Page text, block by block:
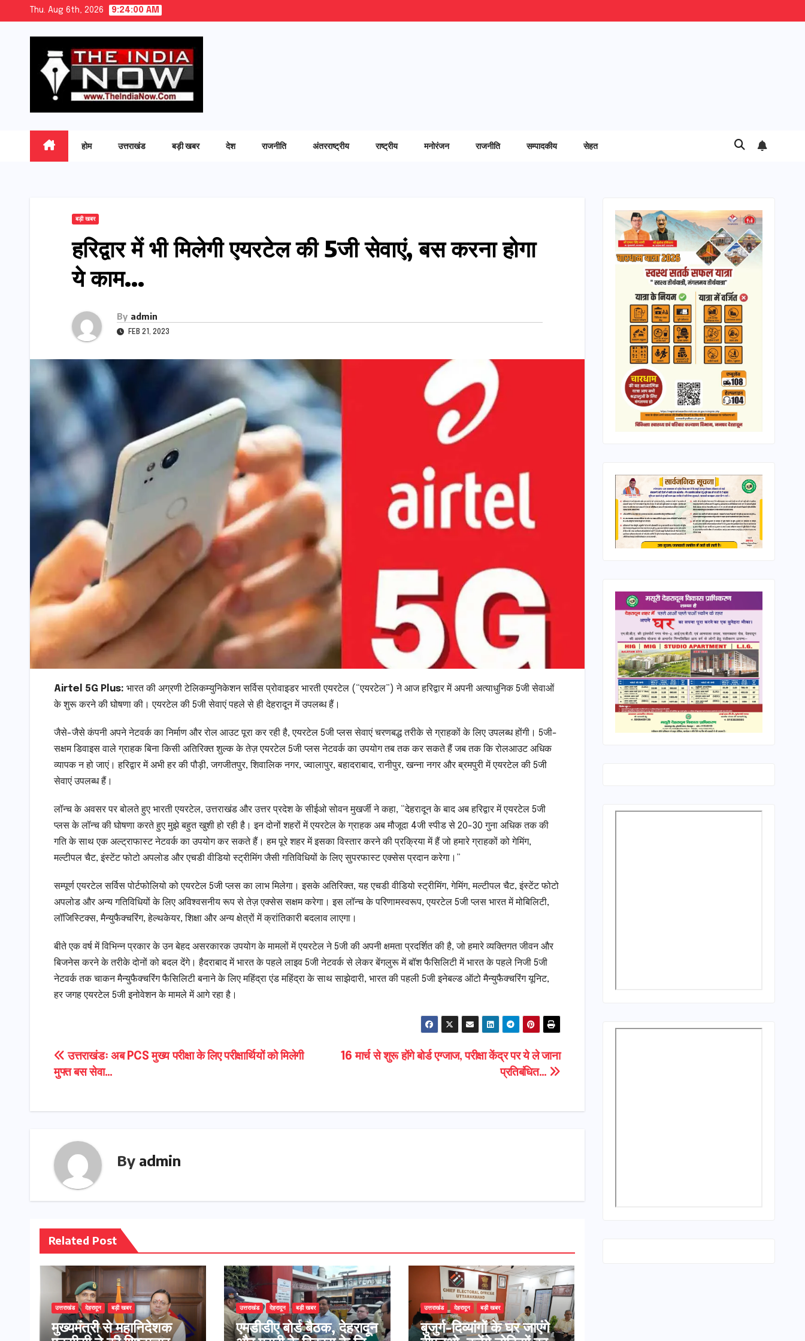
Thu. Aug 6th, 2026 9:24:01 AM
होम उत्तराखंड बड़ी खबर देश राजनीति अंतरराष्ट्रीय राष्ट्रीय मनोरंजन राजनीति सम्पादकीय सेहत
बड़ी खबर
हरिद्वार में भी मिलेगी एयरटेल की 5जी सेवाएं, बस करना होगा
ये काम…
By admin
FEB 21, 2023
Airtel 5G Plus: भारत की अग्रणी टेलिकम्युनिकेशन सर्विस प्रोवाइडर भारती एयरटेल (“एयरटेल”) ने आज हरिद्वार में अपनी अत्याधुनिक 5जी सेवाओं
के शुरू करने की घोषणा की। एयरटेल की 5जी सेवाएं पहले से ही देहरादून में उपलब्ध हैं।
जैसे-जैसे कंपनी अपने नेटवर्क का निर्माण और रोल आउट पूरा कर रही है, एयरटेल 5जी प्लस सेवाएं चरणबद्ध तरीके से ग्राहकों के लिए उपलब्ध होंगी। 5जी-
सक्षम डिवाइस वाले ग्राहक बिना किसी अतिरिक्त शुल्क के तेज़ एयरटेल 5जी प्लस नेटवर्क का उपयोग तब तक कर सकते हैं जब तक कि रोलआउट अधिक
व्यापक न हो जाएं। हरिद्वार में अभी हर की पौड़ी, जगजीतपुर, शिवालिक नगर, ज्वालापुर, बहादराबाद, रानीपुर, खन्ना नगर और ब्रमपुरी में एयरटेल की 5जी
सेवाएं उपलब्ध हैं।
लॉन्च के अवसर पर बोलते हुए भारती एयरटेल, उत्तराखंड और उत्तर प्रदेश के सीईओ सोवन मुखर्जी ने कहा, “देहरादून के बाद अब हरिद्वार में एयरटेल 5जी
प्लस के लॉन्च की घोषणा करते हुए मुझे बहुत खुशी हो रही है। इन दोनों शहरों में एयरटेल के ग्राहक अब मौजूदा 4जी स्पीड से 20-30 गुना अधिक तक की
गति के साथ एक अल्ट्राफास्ट नेटवर्क का उपयोग कर सकते हैं। हम पूरे शहर में इसका विस्तार करने की प्रक्रिया में हैं जो हमारे ग्राहकों को गेमिंग,
मल्टीपल चैट, इंस्टेंट फोटो अपलोड और एचडी वीडियो स्ट्रीमिंग जैसी गतिविधियों के लिए सुपरफास्ट एक्सेस प्रदान करेगा।”
सम्पूर्ण एयरटेल सर्विस पोर्टफोलियो को एयरटेल 5जी प्लस का लाभ मिलेगा। इसके अतिरिक्त, यह एचडी वीडियो स्ट्रीमिंग, गेमिंग, मल्टीपल चैट, इंस्टेंट फोटो
अपलोड और अन्य गतिविधियों के लिए अविश्वसनीय रूप से तेज़ एक्सेस सक्षम करेगा। इस लॉन्च के परिणामस्वरूप, एयरटेल 5जी प्लस भारत में मोबिलिटी,
लॉजिस्टिक्स, मैन्युफैक्चरिंग, हेल्थकेयर, शिक्षा और अन्य क्षेत्रों में क्रांतिकारी बदलाव लाएगा।
बीते एक वर्ष में विभिन्न प्रकार के उन बेहद असरकारक उपयोग के मामलों में एयरटेल ने 5जी की अपनी क्षमता प्रदर्शित की है, जो हमारे व्यक्तिगत जीवन और
बिजनेस करने के तरीके दोनों को बदल देंगे। हैदराबाद में भारत के पहले लाइव 5जी नेटवर्क से लेकर बेंगलुरू में बॉश फैसिलिटी में भारत के पहले निजी 5जी
नेटवर्क तक चाकन मैन्युफैक्चरिंग फैसिलिटी बनाने के लिए महिंद्रा एंड महिंद्रा के साथ साझेदारी, भारत की पहली 5जी इनेबल्ड ऑटो मैन्युफैक्चरिंग यूनिट,
हर जगह एयरटेल 5जी इनोवेशन के मामले में आगे रहा है।
Post
navigation
16 मार्च से शुरू होंगे बोर्ड एग्जाज, परीक्षा केंद्र पर ये ले जाना
प्रतिबंधित…
उत्तराखंडः अब PCS मुख्य परीक्षा के लिए परीक्षार्थियों को मिलेगी
मुफ्त बस सेवा…
By admin
Related Post
उत्तराखंड देहरादून बड़ी खबर
मुख्यमंत्री से महानिदेशक
उत्तराखंड देहरादून बड़ी खबर
एमडीडीए बोर्ड बैठक, देहरादून
उत्तराखंड देहरादून बड़ी खबर
बुजुर्ग-दिव्यांगों के घर जाएंगे